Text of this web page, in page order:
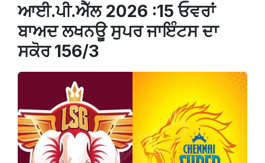
ਆਈ.ਪੀ.ਐੱਲ 2026 :15 ਓਵਰਾਂ
ਬਾਅਦ ਲਖਨਊ ਸੁਪਰ ਜਾਇੰਟਸ ਦਾ
ਸਕੋਰ 156/3